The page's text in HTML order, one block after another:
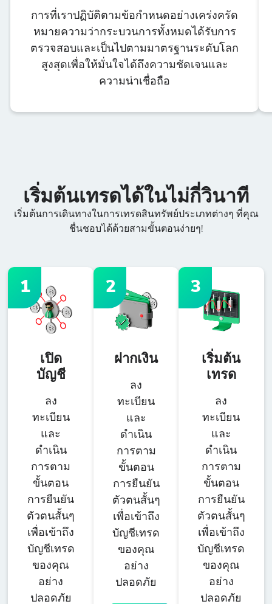
การที่เราปฏิบัติตามข้อกำหนดอย่างเคร่งครัด
หมายความว่ากระบวนการทั้งหมดได้รับการ
ตรวจสอบและเป็นไปตามมาตรฐานระดับโลก
สูงสุดเพื่อให้มั่นใจได้ถึงความชัดเจนและ
ความน่าเชื่อถือ
เริ่มต้นเทรดได้ในไม่กี่วินาที
เริ่มต้นการเดินทางในการเทรดสินทรัพย์ประเภทต่างๆ ที่คุณ
ชื่นชอบได้ด้วยสามขั้นตอนง่ายๆ!
1
เปิด
บัญชี
ลง
ทะเบียน
และ
ดำเนิน
การตาม
ขั้นตอน
การยืนยัน
ตัวตนสั้นๆ
เพื่อเข้าถึง
บัญชีเทรด
ของคุณ
อย่าง
ปลอดภัย
2
ฝากเงิน
ลง
ทะเบียน
และ
ดำเนิน
การตาม
ขั้นตอน
การยืนยัน
ตัวตนสั้นๆ
เพื่อเข้าถึง
บัญชีเทรด
ของคุณ
อย่าง
ปลอดภัย
3
เริ่มต้น
เทรด
ลง
ทะเบียน
และ
ดำเนิน
การตาม
ขั้นตอน
การยืนยัน
ตัวตนสั้นๆ
เพื่อเข้าถึง
บัญชีเทรด
ของคุณ
อย่าง
ปลอดภัย